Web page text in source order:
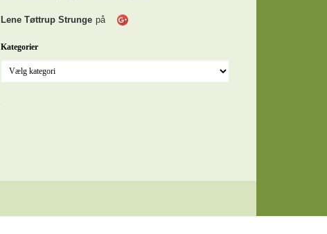
Lene Tøttrup Strunge på
Kategorier